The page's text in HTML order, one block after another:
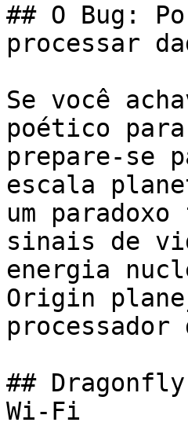
## O Bug:
processar
Se você
poético
prepare-se
escala
um
sinais de
energia
Origin
##
Wi-Fi